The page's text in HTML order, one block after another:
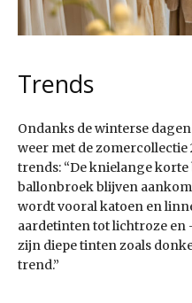
Trends
Ondanks de winterse
weer met de zomercollectie
trends: “De knielange
ballonbroek blijven
wordt vooral katoen en
aardetinten tot lichtroze en
zijn diepe tinten zoals
trend.”